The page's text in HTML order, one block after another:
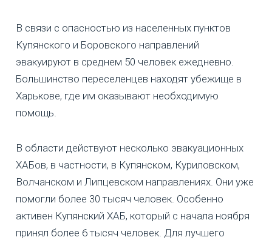
В связи с опасностью из населенных пунктов
Купянского и Боровского направлений
эвакуируют в среднем 50 человек ежедневно.
Большинство переселенцев находят убежище в
Харькове, где им оказывают необходимую
помощь.
В области действуют несколько эвакуационных
ХАБов, в частности, в Купянском, Куриловском,
Волчанском и Липцевском направлениях. Они уже
помогли более 30 тысяч человек. Особенно
активен Купянский ХАБ, который с начала ноября
принял более 6 тысяч человек. Для лучшего